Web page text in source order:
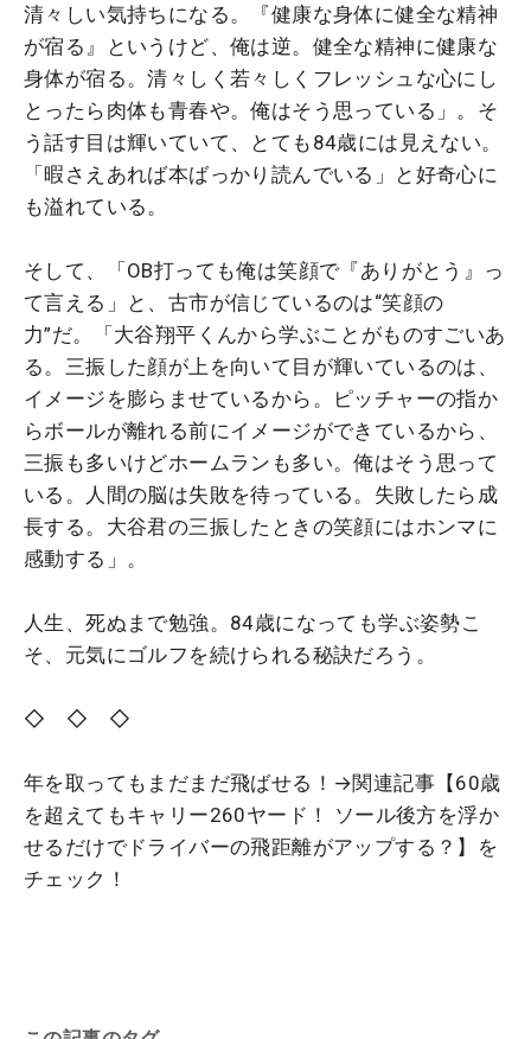
清々しい気持ちになる。『健康な身体に健全な精神
が宿る』というけど、俺は逆。健全な精神に健康な
身体が宿る。清々しく若々しくフレッシュな心にし
とったら肉体も青春や。俺はそう思っている」。そ
う話す目は輝いていて、とても84歳には見えない。
「暇さえあれば本ばっかり読んでいる」と好奇心に
も溢れている。
そして、「OB打っても俺は笑顔で『ありがとう』っ
て言える」と、古市が信じているのは“笑顔の
力”だ。「大谷翔平くんから学ぶことがものすごいあ
る。三振した顔が上を向いて目が輝いているのは、
イメージを膨らませているから。ピッチャーの指か
らボールが離れる前にイメージができているから、
三振も多いけどホームランも多い。俺はそう思って
いる。人間の脳は失敗を待っている。失敗したら成
長する。大谷君の三振したときの笑顔にはホンマに
感動する」。
人生、死ぬまで勉強。84歳になっても学ぶ姿勢こ
そ、元気にゴルフを続けられる秘訣だろう。
◇ ◇ ◇
年を取ってもまだまだ飛ばせる！→関連記事【60歳
を超えてもキャリー260ヤード！ ソール後方を浮か
せるだけでドライバーの飛距離がアップする？】を
チェック！